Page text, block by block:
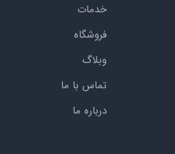
خدمات
فروشگاه
وبلاگ
تماس با ما
درباره ما